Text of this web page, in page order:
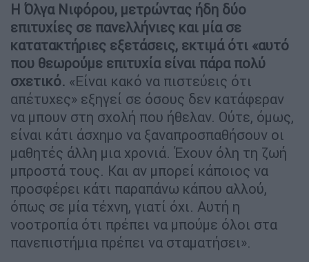
Η Όλγα Νιφόρου, μετρώντας ήδη δύο
επιτυχίες σε πανελλήνιες και μία σε
κατατακτήριες εξετάσεις, εκτιμά ότι «αυτό
που θεωρούμε επιτυχία είναι πάρα πολύ
σχετικό. «Είναι κακό να πιστεύεις ότι
απέτυχες» εξηγεί σε όσους δεν κατάφεραν
να μπουν στη σχολή που ήθελαν. Ούτε, όμως,
είναι κάτι άσχημο να ξαναπροσπαθήσουν οι
μαθητές άλλη μια χρονιά. Έχουν όλη τη ζωή
μπροστά τους. Και αν μπορεί κάποιος να
προσφέρει κάτι παραπάνω κάπου αλλού,
όπως σε μία τέχνη, γιατί όχι. Αυτή η
νοοτροπία ότι πρέπει να μπούμε όλοι στα
πανεπιστήμια πρέπει να σταματήσει».